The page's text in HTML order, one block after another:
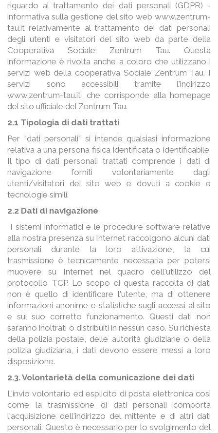
riguardo al trattamento dei dati personali (GDPR) -
informativa sulla gestione del sito web www.zentrum-
tau.it relativamente al trattamento dei dati personali
degli utenti e visitatori del sito web da parte della
Cooperativa Sociale Zentrum Tau. Questa
informazione è rivolta anche a coloro che utilizzano i
servizi web della cooperativa Sociale Zentrum Tau. I
servizi sono accessibili tramite l'indirizzo
www.zentrum-tau.it, che corrisponde alla homepage
del sito ufficiale del Zentrum Tau.
​​​​​​​2.1 Tipologia di dati trattati
Per "dati personali" si intende qualsiasi informazione
relativa a una persona fisica identificata o identificabile.
Il tipo di dati personali trattati comprende i dati di
navigazione forniti volontariamente dagli
utenti/visitatori del sito web e dovuti a cookie e
tecnologie simili.
​​​​​​​​​​​​​​2.2 Dati di navigazione
I sistemi informatici e le procedure software relative
alla nostra presenza su Internet raccolgono alcuni dati
personali durante la loro attivazione, la cui
trasmissione è tecnicamente necessaria per potersi
muovere su Internet nel quadro dell'utilizzo del
protocollo TCP. Lo scopo di questa raccolta di dati
non è quello di identificare l'utente, ma di ottenere
informazioni anonime e statistiche sugli accessi al sito
e sul suo corretto funzionamento. Questi dati non
saranno inoltrati o distribuiti in nessun caso. Su richiesta
della polizia postale, delle autorità giudiziarie o della
polizia giudiziaria, i dati devono essere messi a loro
disposizione.
2.3. Volontarietà della comunicazione dei dati
L'invio volontario ed esplicito di posta elettronica così
come la trasmissione di dati personali comporta
l'acquisizione dell'indirizzo del mittente e di altri dati
personali. Questo è necessario per lo svolgimento del